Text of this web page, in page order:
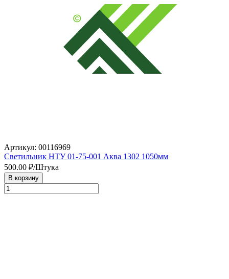
Артикул: 00116969
Светильник НТУ 01-75-001 Аква 1302 1050мм
500.00 ₽/Штука
В корзину